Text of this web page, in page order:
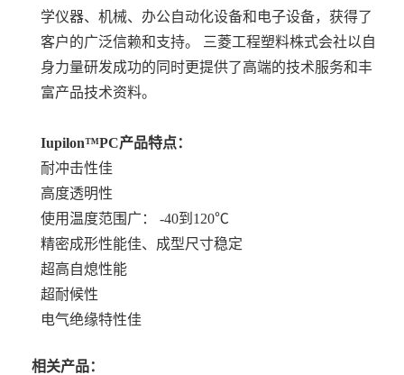
学仪器、机械、办公自动化设备和电子设备，获得了
客户的广泛信赖和支持。 三菱工程塑料株式会社以自
身力量研发成功的同时更提供了高端的技术服务和丰
富产品技术资料。
Iupilon™PC产品特点：
耐冲击性佳
高度透明性
使用温度范围广： -40到120℃
精密成形性能佳、成型尺寸稳定
超高自熄性能
超耐候性
电气绝缘特性佳
相关产品：